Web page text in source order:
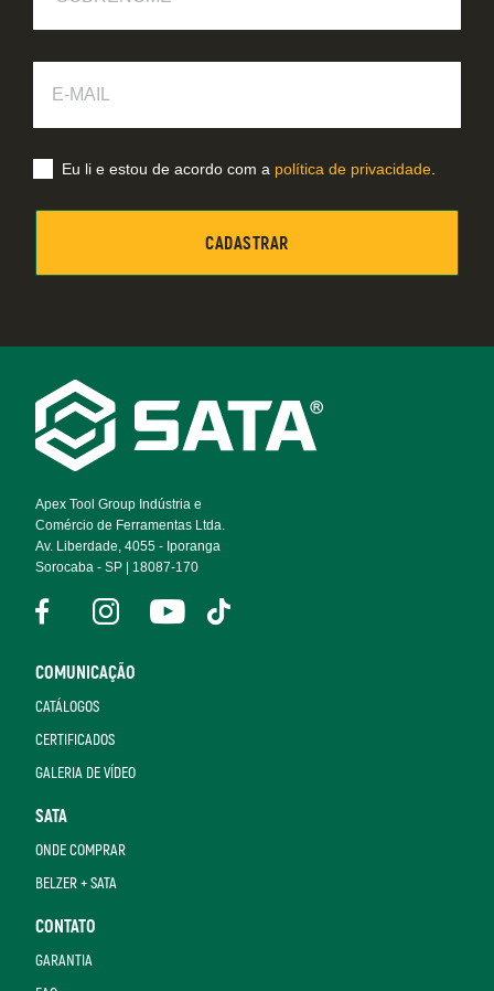
Footer
Navigation
Apex Tool Group Indústria e
Comércio de Ferramentas Ltda.
Av. Liberdade, 4055 - Iporanga
Sorocaba - SP | 18087-170
COMUNICAÇÃO
CATÁLOGOS
CERTIFICADOS
GALERIA DE VÍDEO
SATA
ONDE COMPRAR
BELZER + SATA
CONTATO
GARANTIA
Mail
Eu li e estou de acordo com a política de privacidade.